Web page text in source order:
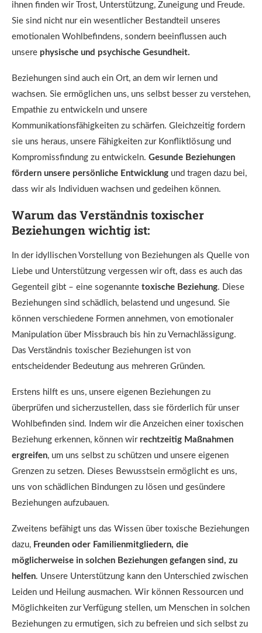
ihnen finden wir Trost, Unterstützung, Zuneigung und Freude.
Sie sind nicht nur ein wesentlicher Bestandteil unseres
emotionalen Wohlbefindens, sondern beeinflussen auch
unsere physische und psychische Gesundheit.
Beziehungen sind auch ein Ort, an dem wir lernen und
wachsen. Sie ermöglichen uns, uns selbst besser zu verstehen,
Empathie zu entwickeln und unsere
Kommunikationsfähigkeiten zu schärfen. Gleichzeitig fordern
sie uns heraus, unsere Fähigkeiten zur Konfliktlösung und
Kompromissfindung zu entwickeln. Gesunde Beziehungen
fördern unsere persönliche Entwicklung und tragen dazu bei,
dass wir als Individuen wachsen und gedeihen können.
Warum das Verständnis toxischer
Beziehungen wichtig ist:
In der idyllischen Vorstellung von Beziehungen als Quelle von
Liebe und Unterstützung vergessen wir oft, dass es auch das
Gegenteil gibt – eine sogenannte toxische Beziehung. Diese
Beziehungen sind schädlich, belastend und ungesund. Sie
können verschiedene Formen annehmen, von emotionaler
Manipulation über Missbrauch bis hin zu Vernachlässigung.
Das Verständnis toxischer Beziehungen ist von
entscheidender Bedeutung aus mehreren Gründen.
Erstens hilft es uns, unsere eigenen Beziehungen zu
überprüfen und sicherzustellen, dass sie förderlich für unser
Wohlbefinden sind. Indem wir die Anzeichen einer toxischen
Beziehung erkennen, können wir rechtzeitig Maßnahmen
ergreifen, um uns selbst zu schützen und unsere eigenen
Grenzen zu setzen. Dieses Bewusstsein ermöglicht es uns,
uns von schädlichen Bindungen zu lösen und gesündere
Beziehungen aufzubauen.
Zweitens befähigt uns das Wissen über toxische Beziehungen
dazu, Freunden oder Familienmitgliedern, die
möglicherweise in solchen Beziehungen gefangen sind, zu
helfen. Unsere Unterstützung kann den Unterschied zwischen
Leiden und Heilung ausmachen. Wir können Ressourcen und
Möglichkeiten zur Verfügung stellen, um Menschen in solchen
Beziehungen zu ermutigen, sich zu befreien und sich selbst zu